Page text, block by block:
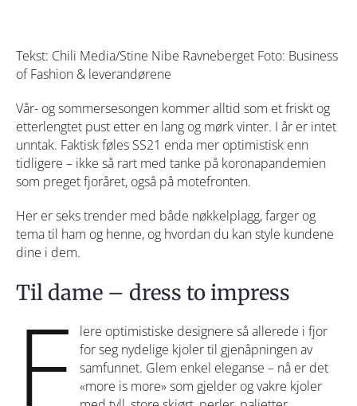
Tekst: Chili Media/Stine Nibe Ravneberget Foto: Business
of Fashion & leverandørene
Vår- og sommersesongen kommer alltid som et friskt og
etterlengtet pust etter en lang og mørk vinter. I år er intet
unntak. Faktisk føles SS21 enda mer optimistisk enn
tidligere – ikke så rart med tanke på koronapandemien
som preget fjoråret, også på motefronten.
Her er seks trender med både nøkkelplagg, farger og
tema til ham og henne, og hvordan du kan style kundene
dine i dem.
Til dame – dress to impress
F
lere optimistiske designere så allerede i fjor
for seg nydelige kjoler til gjenåpningen av
samfunnet. Glem enkel eleganse – nå er det
«more is more» som gjelder og vakre kjoler